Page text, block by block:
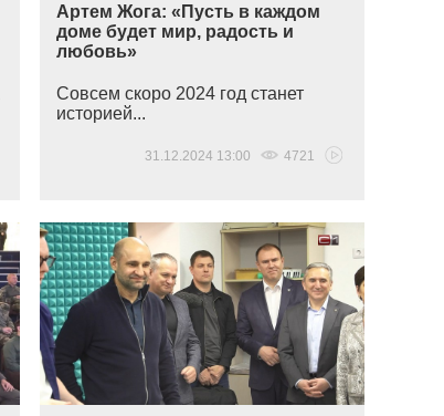
Артем Жога: «Пусть в каждом
доме будет мир, радость и
любовь»
Совсем скоро 2024 год станет
историей...
31.12.2024 13:00 4721